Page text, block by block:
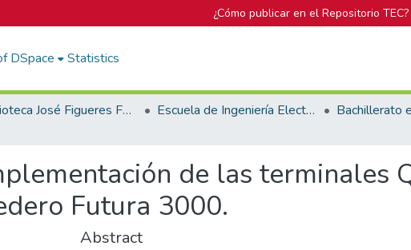
¿Cómo publicar en el Repositorio TEC?
DSpace Statistics
Biblioteca José Figueres Ferrer Escuela de Ingeniería Electrónica
de las terminales
Futura 3000.
Abstract